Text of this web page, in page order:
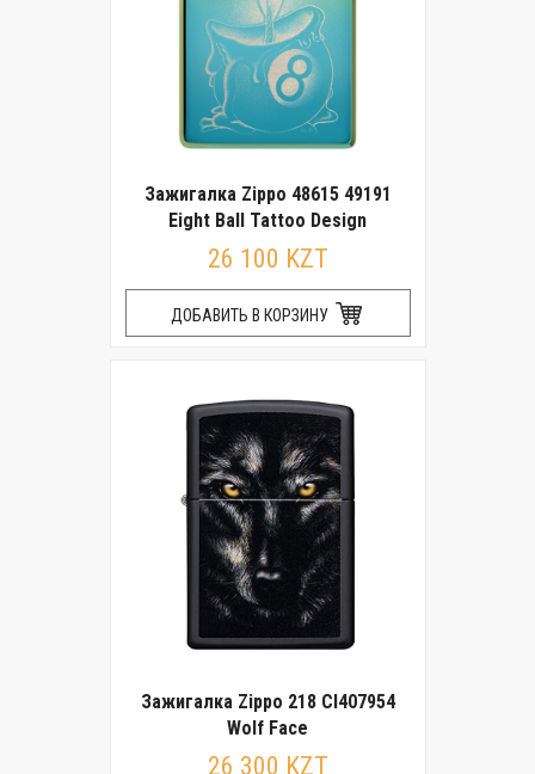
Зажигалка Zippo 48615 49191
Eight Ball Tattoo Design
26 100 KZT
ДОБАВИТЬ В КОРЗИНУ
Зажигалка Zippo 218 CI407954
Wolf Face
26 300 KZT